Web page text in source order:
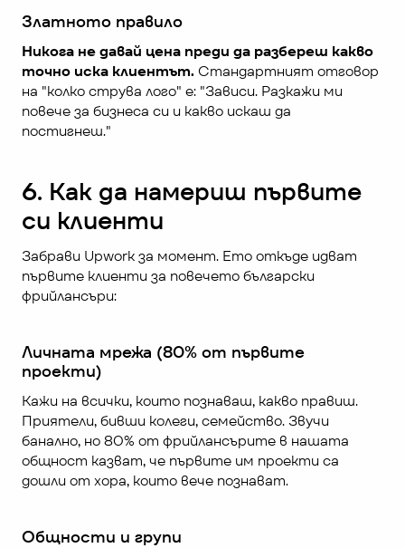
Златното правило
Никога не давай цена преди да разбереш какво
точно иска клиентът. Стандартният отговор
на "колко струва лого" е: "Зависи. Разкажи ми
повече за бизнеса си и какво искаш да
постигнеш."
6. Как да намериш първите
си клиенти
Забрави Upwork за момент. Ето откъде идват
първите клиенти за повечето български
фрийлансъри:
Личната мрежа (80% от първите
проекти)
Кажи на всички, които познаваш, какво правиш.
Приятели, бивши колеги, семейство. Звучи
банално, но 80% от фрийлансърите в нашата
общност казват, че първите им проекти са
дошли от хора, които вече познават.
Общности и групи